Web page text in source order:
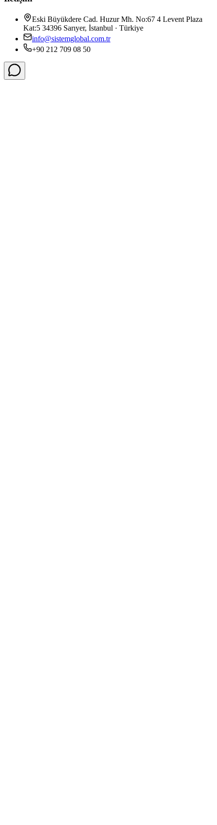
Eski Büyükdere Cad. Huzur Mh. No:67 4 Levent Plaza
Kat:5 34396 Sarıyer, İstanbul · Türkiye
info@sistemglobal.com.tr
+90 212 709 08 50